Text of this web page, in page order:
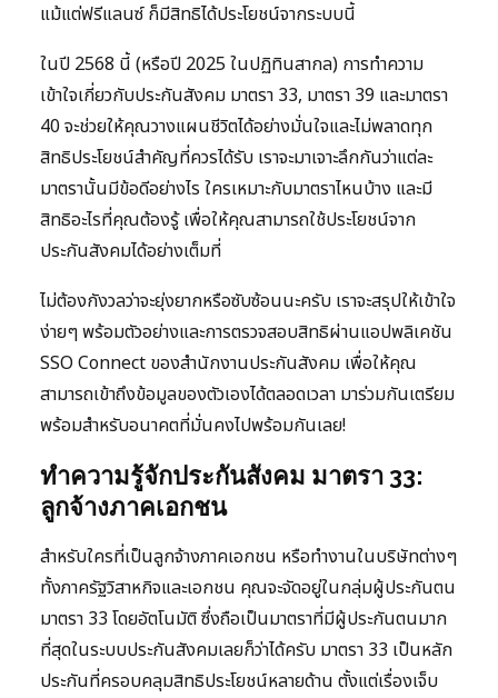
แม้แต่ฟรีแลนซ์ ก็มีสิทธิได้ประโยชน์จากระบบนี้
ในปี 2568 นี้ (หรือปี 2025 ในปฏิทินสากล) การทำความ
เข้าใจเกี่ยวกับประกันสังคม มาตรา 33, มาตรา 39 และมาตรา
40 จะช่วยให้คุณวางแผนชีวิตได้อย่างมั่นใจและไม่พลาดทุก
สิทธิประโยชน์สำคัญที่ควรได้รับ เราจะมาเจาะลึกกันว่าแต่ละ
มาตรานั้นมีข้อดีอย่างไร ใครเหมาะกับมาตราไหนบ้าง และมี
สิทธิอะไรที่คุณต้องรู้ เพื่อให้คุณสามารถใช้ประโยชน์จาก
ประกันสังคมได้อย่างเต็มที่
ไม่ต้องกังวลว่าจะยุ่งยากหรือซับซ้อนนะครับ เราจะสรุปให้เข้าใจ
ง่ายๆ พร้อมตัวอย่างและการตรวจสอบสิทธิผ่านแอปพลิเคชัน
SSO Connect ของสำนักงานประกันสังคม เพื่อให้คุณ
สามารถเข้าถึงข้อมูลของตัวเองได้ตลอดเวลา มาร่วมกันเตรียม
พร้อมสำหรับอนาคตที่มั่นคงไปพร้อมกันเลย!
ทำความรู้จักประกันสังคม มาตรา 33:
ลูกจ้างภาคเอกชน
สำหรับใครที่เป็นลูกจ้างภาคเอกชน หรือทำงานในบริษัทต่างๆ
ทั้งภาครัฐวิสาหกิจและเอกชน คุณจะจัดอยู่ในกลุ่มผู้ประกันตน
มาตรา 33 โดยอัตโนมัติ ซึ่งถือเป็นมาตราที่มีผู้ประกันตนมาก
ที่สุดในระบบประกันสังคมเลยก็ว่าได้ครับ มาตรา 33 เป็นหลัก
ประกันที่ครอบคลุมสิทธิประโยชน์หลายด้าน ตั้งแต่เรื่องเจ็บ